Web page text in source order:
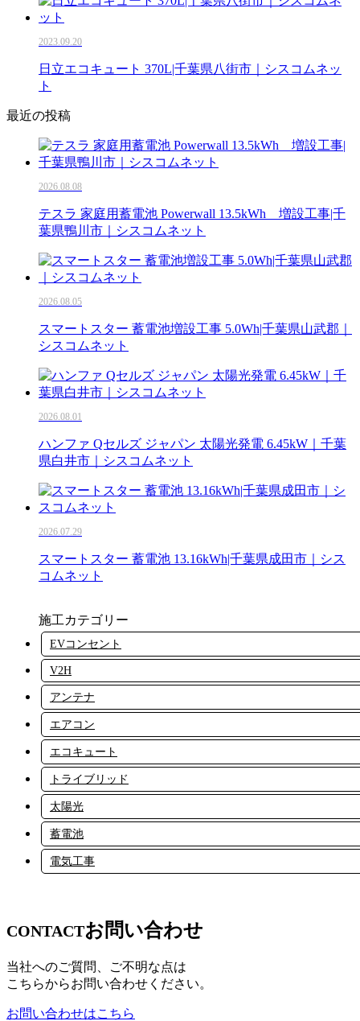
2023.09.20
日立エコキュート 370L|千葉県八街市｜シスコムネッ
ト
最近の投稿
2026.08.08
テスラ 家庭用蓄電池 Powerwall 13.5kWh 増設工事|千
葉県鴨川市｜シスコムネット
2026.08.05
スマートスター 蓄電池増設工事 5.0Wh|千葉県山武郡｜
シスコムネット
2026.08.01
ハンファ Qセルズ ジャパン 太陽光発電 6.45kW｜千葉
県白井市｜シスコムネット
2026.07.29
スマートスター 蓄電池 13.16kWh|千葉県成田市｜シス
コムネット
施工カテゴリー
EVコンセント
V2H
アンテナ
エアコン
エコキュート
トライブリッド
太陽光
蓄電池
電気工事
CONTACTお問い合わせ
当社へのご質問、ご不明な点は
こちらからお問い合わせください。
お問い合わせはこちら